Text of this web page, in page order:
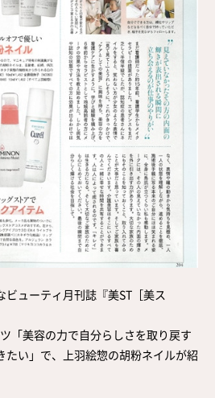
ビューティ月刊誌『美ST［美ス
「美容の力で自分らしさを取り戻す
たい」で、上羽絵惣の胡粉ネイルが紹